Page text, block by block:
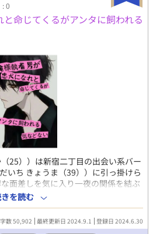
: 0
命じてくるがアンタに飼われる
25））は新宿二丁目の出会い系バー
いち きょうま（39））に引っ掛けら
面差しを気に入り一夜の関係を結ぶ
中「犬、犬」と罵ってきた。 その屈
に決めた遥だったが、バイト先の使
果たしてしまう。 誰がアンタの忠犬
を読む
数 50,902 最終更新日 2024.9.1 登録日 2024.6.30